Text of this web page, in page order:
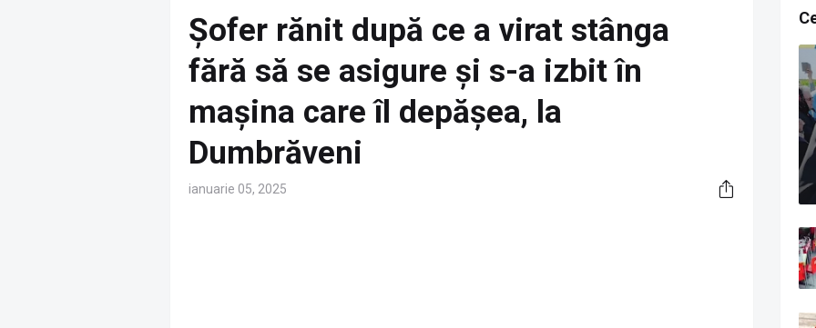
Șofer rănit după ce a virat stânga
fără să se asigure și s-a izbit în
mașina care îl depășea, la
Dumbrăveni
ianuarie 05, 2025